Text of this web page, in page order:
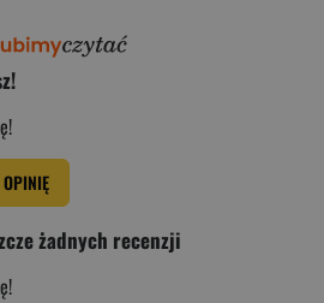
żadnych recenzji